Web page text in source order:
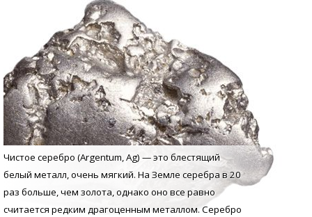
Чистое серебро (Argentum, Аg) — это блестящий
белый металл, очень мягкий. На Земле серебра в 20
раз больше, чем золота, однако оно все равно
считается редким драгоценным металлом. Серебро